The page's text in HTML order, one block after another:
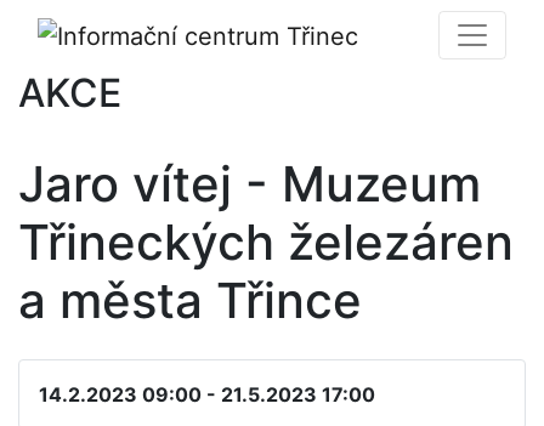
AKCE
Jaro vítej - Muzeum
Třineckých železáren
a města Třince
14.2.2023 09:00 - 21.5.2023 17:00